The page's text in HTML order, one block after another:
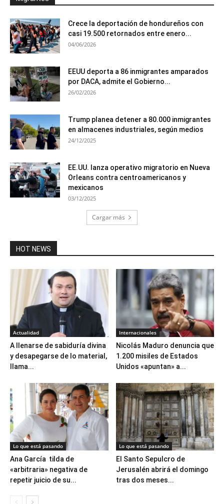
Crece la deportación de hondureños con
casi 19.500 retornados entre enero...
04/06/2026
EEUU deporta a 86 inmigrantes amparados
por DACA, admite el Gobierno...
26/02/2026
Trump planea detener a 80.000 inmigrantes
en almacenes industriales, según medios
24/12/2025
EE.UU. lanza operativo migratorio en Nueva
Orleans contra centroamericanos y
mexicanos
03/12/2025
Cargar más
HOT NEWS
Actualidad
A llenarse de sabiduría divina
y desapegarse de lo material,
llama...
Internacionales
Nicolás Maduro denuncia que
1.200 misiles de Estados
Unidos «apuntan» a...
Lo que está pasando
Ana García tilda de
«arbitraria» negativa de
repetir juicio de su...
Lo que está pasando
El Santo Sepulcro de
Jerusalén abrirá el domingo
tras dos meses...